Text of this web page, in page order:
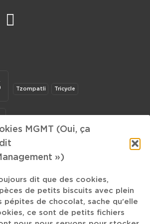
MGMT (Oui, ça
»)
dit que des cookies,
de petits biscuits avec plein
pépites de chocolat, sache qu'elle
ce sont de petits fichiers
instagram
Tzompatli Tricycle
Bo Burnam écrire avec son pipi
39 Bermuda Oxycodone
Gamme de Shepard Pickup
Tomassi